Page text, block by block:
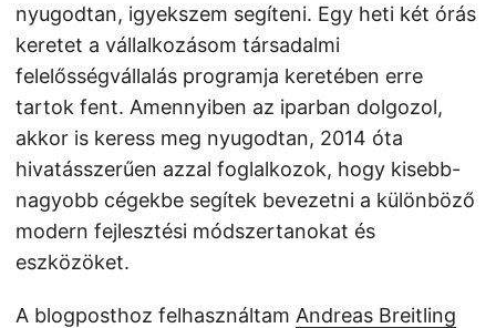
nyugodtan, igyekszem segíteni. Egy heti két órás
keretet a vállalkozásom társadalmi
felelősségvállalás programja keretében erre
tartok fent. Amennyiben az iparban dolgozol,
akkor is keress meg nyugodtan, 2014 óta
hivatásszerűen azzal foglalkozok, hogy kisebb-
nagyobb cégekbe segítek bevezetni a különböző
modern fejlesztési módszertanokat és
eszközöket.
A blogposthoz felhasználtam Andreas Breitling